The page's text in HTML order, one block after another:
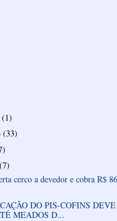
(1)
(33)
(7)
cerco a devedor e cobra R$
DO PIS-COFINS DEVE
MEADOS D...